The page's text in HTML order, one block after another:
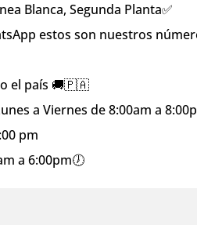
Blanca, Segunda Planta✅
estos son nuestros
el país 🚚🇵🇦
a Viernes de 8:00am a
pm
a 6:00pm🕖